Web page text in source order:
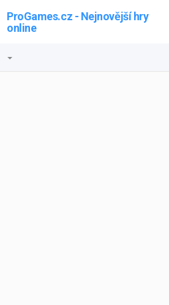
ProGames.cz - Nejnovější hry
online